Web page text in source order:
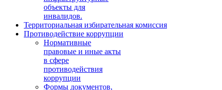
объекты для
инвалидов.
Территориальная избирательная комиссия
Противодействие коррупции
Нормативные
правовые и иные акты
в сфере
противодействия
коррупции
Формы документов,